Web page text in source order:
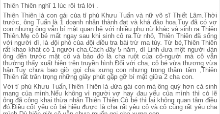
Thiên Thiên nghĩ 1 lúc rôì trả lời .
Thiên Thiên là con gái của tỉ phú Khưu Tuấn và nữ võ sĩ Thiết Lâm.Thời
trước, ông Tuấn là 1 doanh nhân thành đạt và khá đào hoa.Tuy đã có vợ
con nhưng ông vẫn bí mật quan hệ với nhiều phụ nữ khác và sinh ra Thiên
Thiên.Mẹ cô bé mất ngay sau khi sinh cô ra.Từ nhỏ, Thiên Thiên đã sống
với người dì, là đội phó của đội điều tra bài trừ ma túy. Từ bé,Thiên Thiên
rất khao khát có 1 người cha.Cách đây 5 năm, dì Linh đưa một người đàn
ông đến trước mặt cô và bảo đó là cha ruột của cô-người mà cô vẫn
thường thấy xuất hiện trên truyền hình.Đối với cha, cô bé vừa thương vừa
hận.Tuy chưa bao giờ gọi cha xưng con nhưng trong thâm tâm ,Thiên
Thiên rất trân trọng những giây phút gặp gỡ bí mật giữa 2 cha con.
Với tỉ phú Khưu Tuấn,Thiên Thiên là đứa gái con mà ông quý hơn cả sinh
mạng của mình.Nếu không vì người vợ hay đau yếu của mình thì có lẽ
ông đã công khai thừa nhận Thiên Thiên.Cô bé thì lại không quan tâm điều
đó.Điều cốt yếu cô bé hiểu được là cha rất yêu cô và cô cũng rất yêu cha